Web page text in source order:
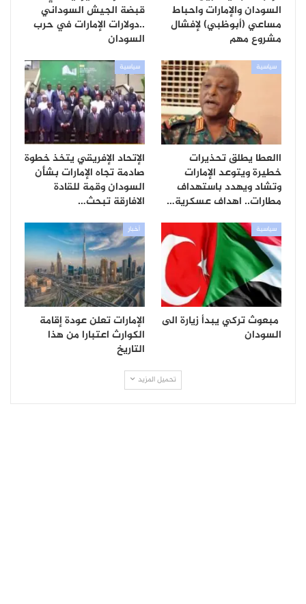
السودان والإمارات واحباط
مساعي (أبوظبي) لإفشال
مشروع مهم
قبضة الجيش السوداني
..دولارات الإمارات في حرب
السودان
سياسية
االعطا يطلق تحذيرات
خطيرة ويتوعد الإمارات
وتشاد ويهدد باستهداف
مطارات.. اهداف عسكرية…
سياسية
الإتحاد الإفريقي يتخذ خطوة
صادمة تجاه الإمارات بشأن
السودان وقمة للقادة
الافارقة تبحث…
سياسية
مبعوث تركي يبدأ زيارة الى
السودان
أخبار
الإمارات تعلن عودة إقامة
الكوارث اعتبارا من هذا
التاريخ
تحميل المزيد